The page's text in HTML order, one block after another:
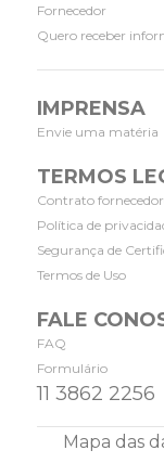
Fornecedor
Quero receber
IMPRENSA
Envie uma matéria
TERMOS
Contrato
Política de
Segurança de
Termos de Uso
FALE
FAQ
Formulário
11 3862 2256
Mapa das